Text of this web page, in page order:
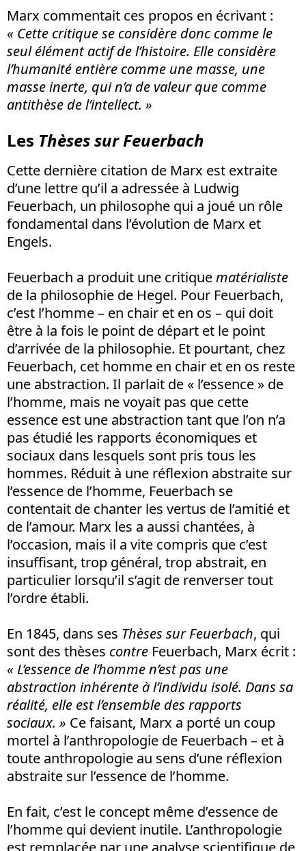
Marx commentait ces propos en écrivant :
« Cette critique se considère donc comme le
seul élément actif de l’histoire. Elle considère
l’humanité entière comme une masse, une
masse inerte, qui n’a de valeur que comme
antithèse de l’intellect. »
Les Thèses sur Feuerbach
Cette dernière citation de Marx est extraite
d’une lettre qu’il a adressée à Ludwig
Feuerbach, un philosophe qui a joué un rôle
fondamental dans l’évolution de Marx et
Engels.
Feuerbach a produit une critiquematérialiste
de la philosophie de Hegel. Pour Feuerbach,
c’est l’homme – en chair et en os – qui doit
être à la fois le point de départ et le point
d’arrivée de la philosophie. Et pourtant, chez
Feuerbach, cet homme en chair et en os reste
une abstraction. Il parlait de « l’essence » de
l’homme, mais ne voyait pas que cette
essence est une abstraction tant que l’on n’a
pas étudié les rapports économiques et
sociaux dans lesquels sont pris tous les
hommes. Réduit à une réflexion abstraite sur
l’essence de l’homme, Feuerbach se
contentait de chanter les vertus de l’amitié et
de l’amour. Marx les a aussi chantées, à
l’occasion, mais il a vite compris que c’est
insuffisant, trop général, trop abstrait, en
particulier lorsqu’il s’agit de renverser tout
l’ordre établi.
En 1845, dans ses Thèses sur Feuerbach, qui
sont des thèses contre Feuerbach, Marx écrit :
« L’essence de l’homme n’est pas une
abstraction inhérente à l’individu isolé. Dans sa
réalité, elle est l’ensemble des rapports
sociaux. » Ce faisant, Marx a porté un coup
mortel à l’anthropologie de Feuerbach – et à
toute anthropologie au sens d’une réflexion
abstraite sur l’essence de l’homme.
En fait, c’est le concept même d’essence de
l’homme qui devient inutile. L’anthropologie
est remplacée par une analyse scientifique de